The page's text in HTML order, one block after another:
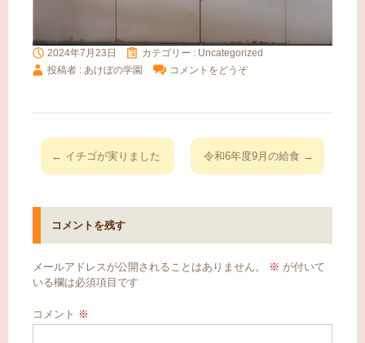
2024年7月23日 カテゴリー : Uncategorized
投稿者 : あけぼの学園
コメントをどうぞ
投
稿
ビ
ゲ
シ
ン
← イチゴが実りました 令和6年度9月の給食 →
コメントを残す
メールアドレスが公開されることはありません。 ※ が付いて
いる欄は必須項目です
コメント ※